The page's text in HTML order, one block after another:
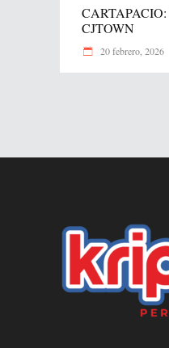
CJTOWN
20 febrero, 2026